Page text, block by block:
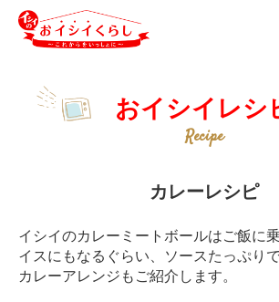
商品紹介おイシイレシピ
おイシイレシ
Recipe
カレーレシピ
イシイのカレーミートボールはご飯に
イスにもなるぐらい、ソースたっぷり
カレーアレンジもご紹介します。